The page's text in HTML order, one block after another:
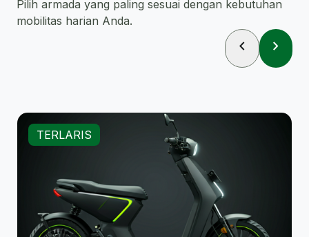
Pilih armada yang paling sesuai dengan kebutuhan
mobilitas harian Anda.
chevron_left chevron_right
TERLARIS